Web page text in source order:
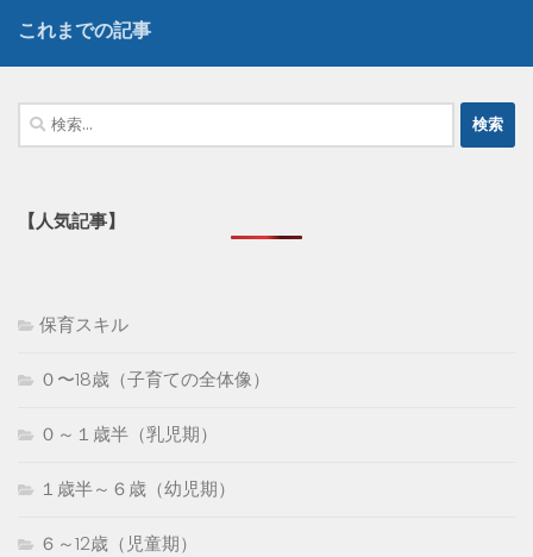
これまでの記事
検
索:
【人気記事】
保育スキル
０〜18歳（子育ての全体像）
０～１歳半（乳児期）
１歳半～６歳（幼児期）
６～12歳（児童期）